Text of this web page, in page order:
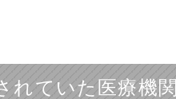
れていた医療機関